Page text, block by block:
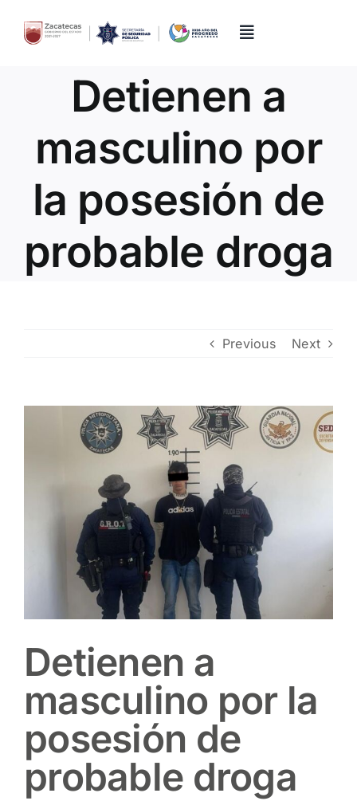
content
Toggle
Directorio
Quiénes Somos
Trámites y Servicios
Detienen a
masculino por
la posesión de
probable droga
Previous Next
View
Detienen a
masculino por la
posesión de
probable droga